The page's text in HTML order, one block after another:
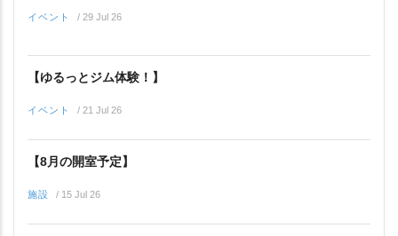
イベント / 29 Jul 26
【ゆるっとジム体験！】
イベント / 21 Jul 26
【8月の開室予定】
施設 / 15 Jul 26